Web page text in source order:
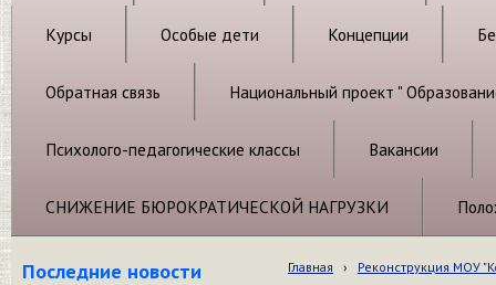
Курсы Особые дети Концепции
Обратная связь Национальный проект "
Психолого-педагогические классы Вакансии
СНИЖЕНИЕ БЮРОКРАТИЧЕСКОЙ НАГРУЗКИ
Последние новости Главная › Реконструкция МОУ